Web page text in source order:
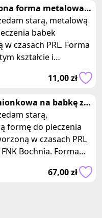
forma metalowa
babek
PRL. Forma
kształcie i
11,00 zł
na babkę z
FNK Bochnia
formę do pieczenia
w czasach PRL
Bochnia. Forma
67,00 zł